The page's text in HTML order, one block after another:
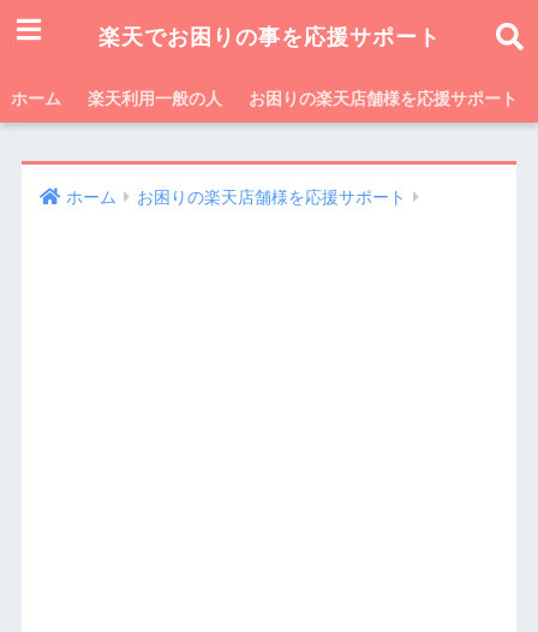
楽天でお困りの事を応援サポート
ホーム 楽天利用一般の人 お困りの楽天店舗様を応援サポート
ホーム お困りの楽天店舗様を応援サポート